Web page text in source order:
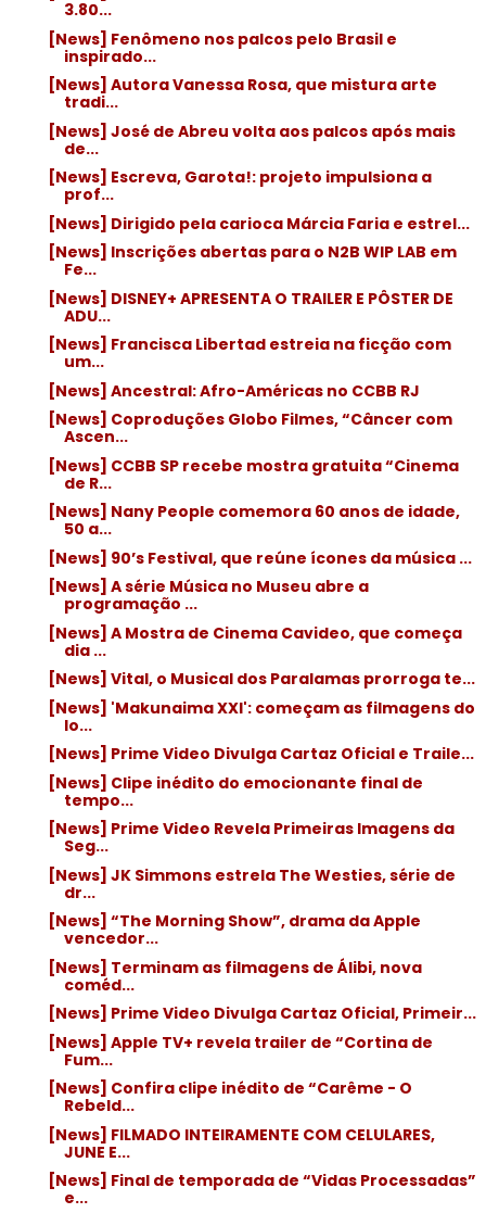
3.80...
[News] Fenômeno nos palcos pelo Brasil e
inspirado...
[News] Autora Vanessa Rosa, que mistura arte
tradi...
[News] José de Abreu volta aos palcos após mais
de...
[News] Escreva, Garota!: projeto impulsiona a
prof...
[News] Dirigido pela carioca Márcia Faria e estrel...
[News] Inscrições abertas para o N2B WIP LAB em
Fe...
[News] DISNEY+ APRESENTA O TRAILER E PÔSTER DE
ADU...
[News] Francisca Libertad estreia na ficção com
um...
[News] Ancestral: Afro-Américas no CCBB RJ
[News] Coproduções Globo Filmes, “Câncer com
Ascen...
[News] CCBB SP recebe mostra gratuita “Cinema
de R...
[News] Nany People comemora 60 anos de idade,
50 a...
[News] 90’s Festival, que reúne ícones da música ...
[News] A série Música no Museu abre a
programação ...
[News] A Mostra de Cinema Cavideo, que começa
dia ...
[News] Vital, o Musical dos Paralamas prorroga te...
[News] 'Makunaima XXI': começam as filmagens do
lo...
[News] Prime Video Divulga Cartaz Oficial e Traile...
[News] Clipe inédito do emocionante final de
tempo...
[News] Prime Video Revela Primeiras Imagens da
Seg...
[News] JK Simmons estrela The Westies, série de
dr...
[News] “The Morning Show”, drama da Apple
vencedor...
[News] Terminam as filmagens de Álibi, nova
coméd...
[News] Prime Video Divulga Cartaz Oficial, Primeir...
[News] Apple TV+ revela trailer de “Cortina de
Fum...
[News] Confira clipe inédito de “Carême - O
Rebeld...
[News] FILMADO INTEIRAMENTE COM CELULARES,
JUNE E...
[News] Final de temporada de “Vidas Processadas”
e...